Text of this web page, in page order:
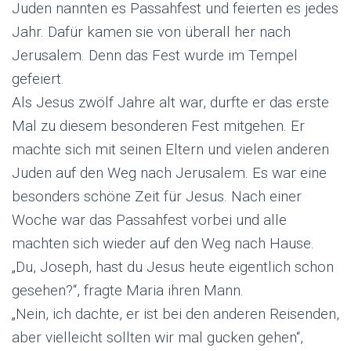
Juden nannten es Passahfest und feierten es jedes
Jahr. Dafür kamen sie von überall her nach
Jerusalem. Denn das Fest wurde im Tempel
gefeiert.
Als Jesus zwölf Jahre alt war, durfte er das erste
Mal zu diesem besonderen Fest mitgehen. Er
machte sich mit seinen Eltern und vielen anderen
Juden auf den Weg nach Jerusalem. Es war eine
besonders schöne Zeit für Jesus. Nach einer
Woche war das Passahfest vorbei und alle
machten sich wieder auf den Weg nach Hause.
„Du, Joseph, hast du Jesus heute eigentlich schon
gesehen?“, fragte Maria ihren Mann.
„Nein, ich dachte, er ist bei den anderen Reisenden,
aber vielleicht sollten wir mal gucken gehen“,